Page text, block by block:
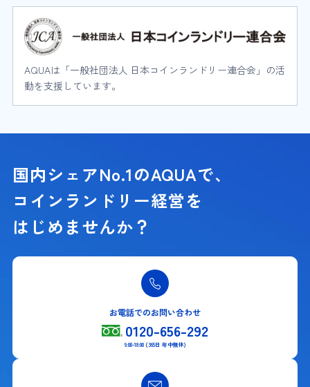
AQUAは「一般社団法人 日本コインランドリー連合会」の活
動を支援しています。
国内シェアNo.1のAQUAで、
コインランドリー経営を
はじめませんか？
お電話でのお問い合わせ
0120-656-292
9:00-18:00 (365日 年中無休)